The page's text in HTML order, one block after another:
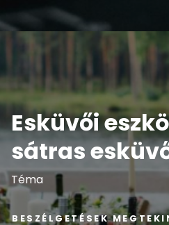
Esküvői
sátras
Téma
BESZÉLGETÉSEK